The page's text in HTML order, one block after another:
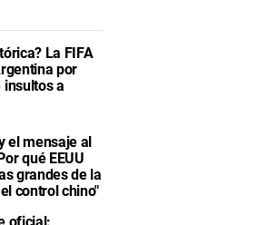
La FIFA
por
insultos a
el mensaje al
qué EEUU
grandes de la
control chino"